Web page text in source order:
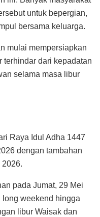
untuk bepergian,
bersama keluarga.
mulai mempersiapkan
dari kepadatan
selama masa libur
Raya Idul Adha 1447
dengan tambahan
pada Jumat, 29 Mei
long weekend hingga
libur Waisak dan